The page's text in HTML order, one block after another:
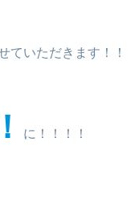
ていただきます！！
に！！！！